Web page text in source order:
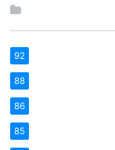
92
88
86
85